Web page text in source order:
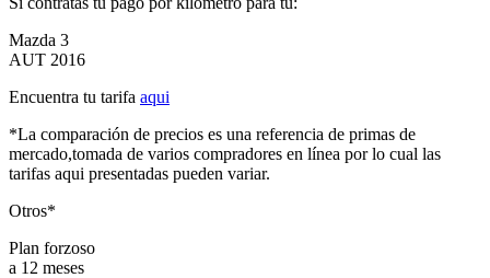
Mazda 3
AUT 2016
Encuentra tu tarifa aqui
*La comparación de precios es una referencia de primas de
mercado,tomada de varios compradores en línea por lo cual las
tarifas aqui presentadas pueden variar.
Otros*
Plan forzoso
a 12 meses